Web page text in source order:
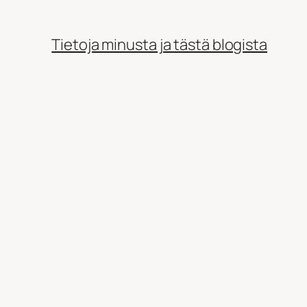
Tietoja minusta ja tästä blogista